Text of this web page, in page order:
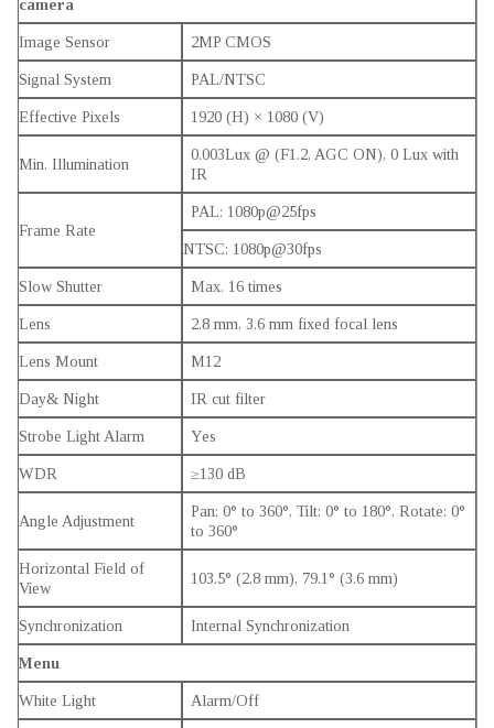
camera
Image Sensor 2MP CMOS
Signal System PAL/NTSC
Effective Pixels 1920 (H) × 1080 (V)
Min. Illumination
0.003Lux @ (F1.2, AGC ON), 0 Lux with
IR
Frame Rate
PAL: 1080p@25fps
NTSC: 1080p@30fps
Slow Shutter Max. 16 times
Lens 2.8 mm, 3.6 mm fixed focal lens
Lens Mount M12
Day& Night IR cut filter
Strobe Light Alarm Yes
WDR ≥130 dB
Angle Adjustment
Pan: 0° to 360°, Tilt: 0° to 180°, Rotate: 0°
to 360°
Horizontal Field of
View
103.5° (2.8 mm), 79.1° (3.6 mm)
Synchronization Internal Synchronization
Menu
White Light Alarm/Off